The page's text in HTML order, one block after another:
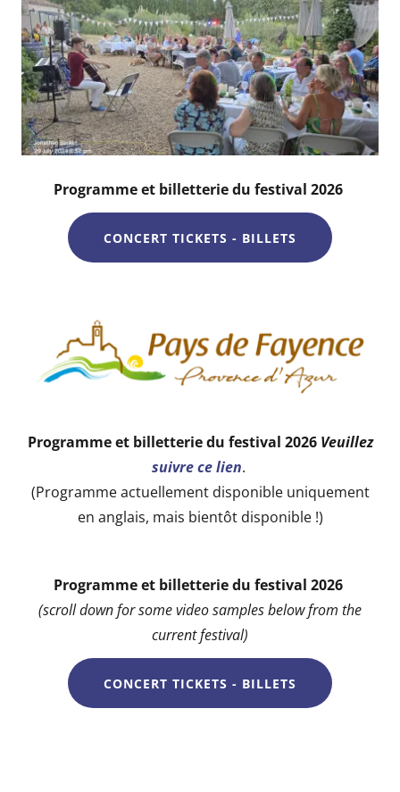
Programme et billetterie du festival 2026
CONCERT TICKETS - BILLETS
Programme et billetterie du festival 2026 Veuillez
suivre ce lien.
(Programme actuellement disponible uniquement
en anglais, mais bientôt disponible !)
Programme et billetterie du festival 2026
(scroll down for some video samples below from the
current festival)
CONCERT TICKETS - BILLETS